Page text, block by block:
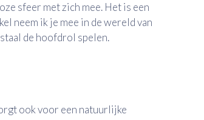
sfeer met zich mee. Het is een
neem ik je mee in de wereld van
de hoofdrol spelen.
ook voor een natuurlijke